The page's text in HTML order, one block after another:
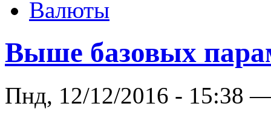
Валюты
Выше базовых
Пнд, 12/12/2016 - 15:38